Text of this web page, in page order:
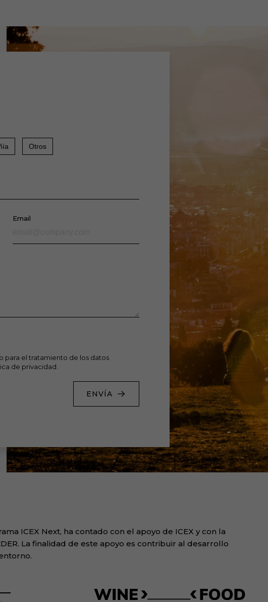
Otros
Email
para el tratamiento de los datos
de privacidad.
ENVÍA
ICEX Next, ha contado con el apoyo de ICEX y con la
La finalidad de este apoyo es contribuir al desarrollo